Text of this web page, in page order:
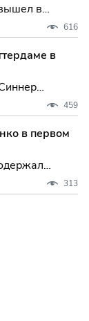
в
в Индиан-
9,6
616
в
500 в
на сайте
459
в первом
Александром313